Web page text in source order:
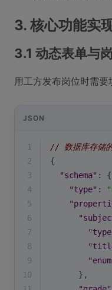
3. 核心功能实
3.1 动态表单与
用工方发布岗位时需
JSON
1
// 数据库存储
2
{
3
"schema" : {
4
"type" :
5
6
7
8
9
10
      },